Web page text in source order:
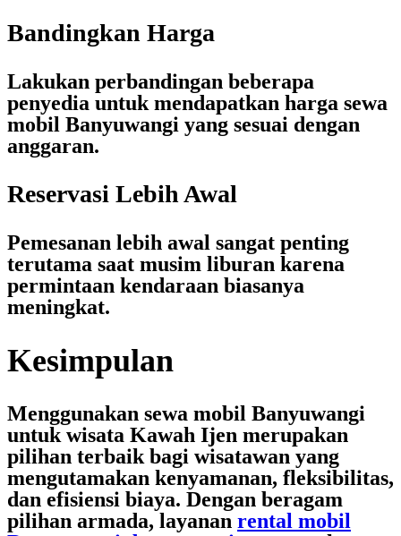
Bandingkan Harga
Lakukan perbandingan beberapa
penyedia untuk mendapatkan harga sewa
mobil Banyuwangi yang sesuai dengan
anggaran.
Reservasi Lebih Awal
Pemesanan lebih awal sangat penting
terutama saat musim liburan karena
permintaan kendaraan biasanya
meningkat.
Kesimpulan
Menggunakan sewa mobil Banyuwangi
untuk wisata Kawah Ijen merupakan
pilihan terbaik bagi wisatawan yang
mengutamakan kenyamanan, fleksibilitas,
dan efisiensi biaya. Dengan beragam
pilihan armada, layanan rental mobil